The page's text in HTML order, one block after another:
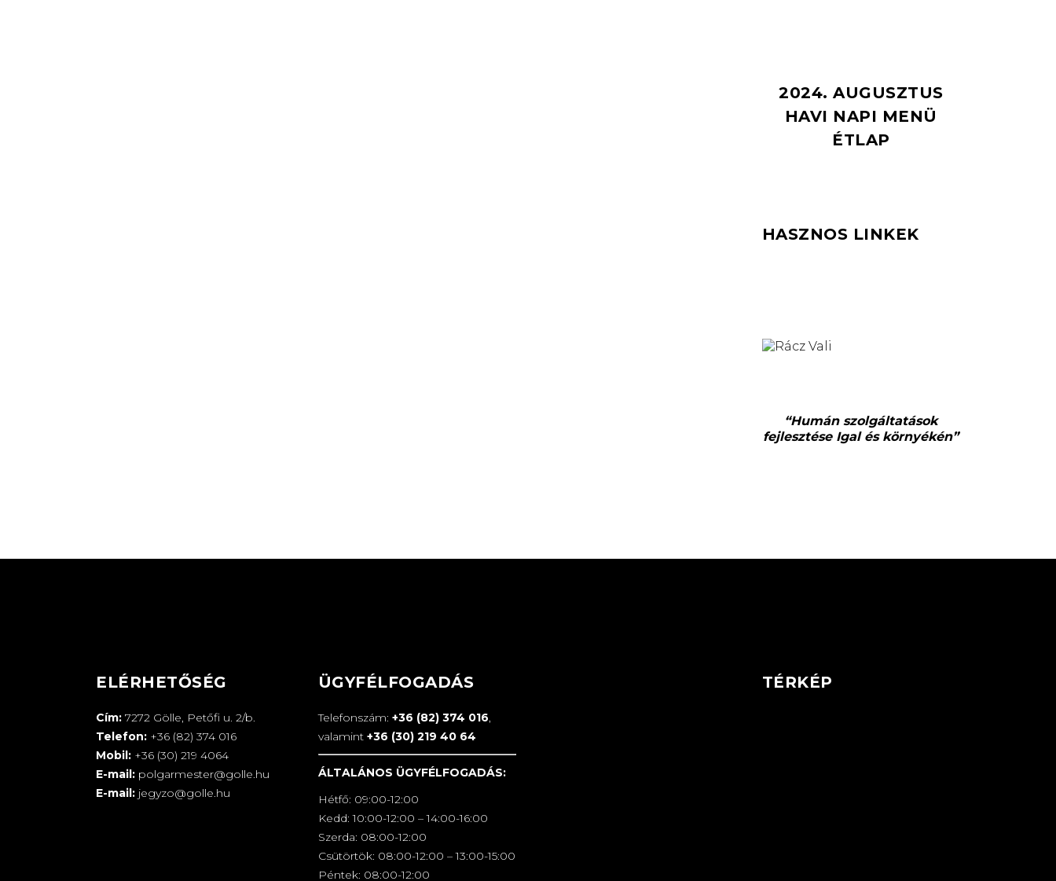
2024. AUGUSZTUS
HAVI NAPI MENÜ
ÉTLAP
HASZNOS LINKEK
“Humán szolgáltatások
fejlesztése Igal és környékén”
ELÉRHETŐSÉG
Cím: 7272 Gölle, Petőfi u. 2/b.
Telefon: +36 (82) 374 016
Mobil: +36 (30) 219 4064
E-mail: polgarmester@golle.hu
E-mail: jegyzo@golle.hu
ÜGYFÉLFOGADÁS
Telefonszám: +36 (82) 374 016,
valamint +36 (30) 219 40 64
ÁLTALÁNOS ÜGYFÉLFOGADÁS:
Hétfő: 09:00-12:00
Kedd: 10:00-12:00 – 14:00-16:00
Szerda: 08:00-12:00
Csütörtök: 08:00-12:00 – 13:00-15:00
Péntek: 08:00-12:00
TÉRKÉP